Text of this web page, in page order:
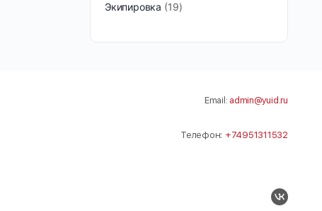
Экипировка
19
Email: admin@yuid.ru
Телефон: +74951311532